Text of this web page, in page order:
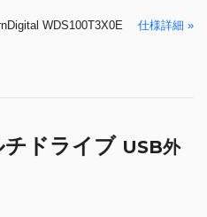
WDS100T3X0E 仕様詳細 »
ドライブ USB外